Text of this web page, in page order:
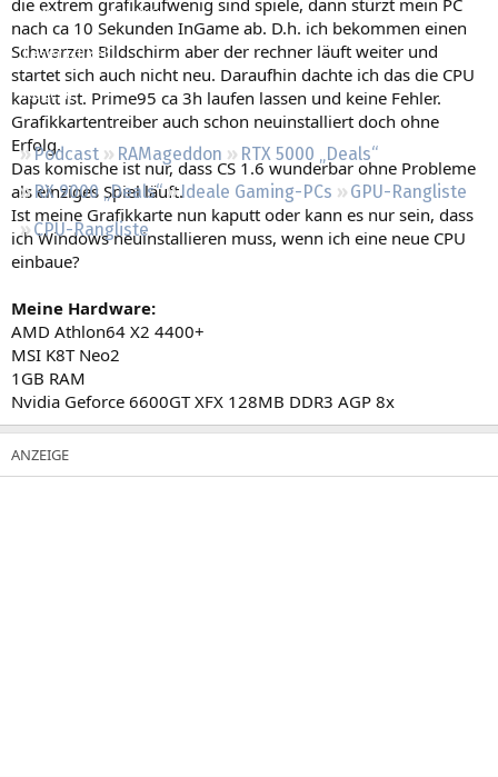
Neueste Aktivitäten
Leserartikel
Regeln
Podcast RAMageddon
RTX 5000 „Deals“
RX 9000 „Deals“
Ideale Gaming-PCs
GPU-Rangliste
CPU-Rangliste
nach ca 10 Sekunden InGame ab. D.h. ich bekommen einen
Schwarzen Bildschirm aber der rechner läuft weiter und
startet sich auch nicht neu. Daraufhin dachte ich das die CPU
kaputt ist. Prime95 ca 3h laufen lassen und keine Fehler.
Grafikkartentreiber auch schon neuinstalliert doch ohne
Erfolg.
Das komische ist nur, dass CS 1.6 wunderbar ohne Probleme
als einziges Spiel läuft.
Ist meine Grafikkarte nun kaputt oder kann es nur sein, dass
ich Windows neuinstallieren muss, wenn ich eine neue CPU
einbaue?
Meine Hardware:
AMD Athlon64 X2 4400+
MSI K8T Neo2
1GB RAM
Nvidia Geforce 6600GT XFX 128MB DDR3 AGP 8x